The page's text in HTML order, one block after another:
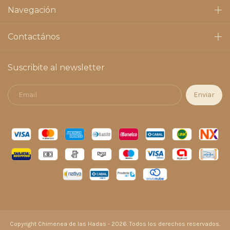
Navegación
Contactános
Suscribite al newsletter
Copyright Chimenea de las Hadas - 2026. Todos los derechos reservados.